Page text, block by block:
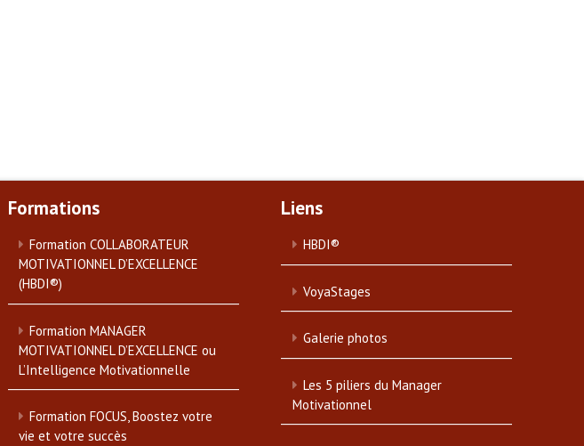
Formations
Formation COLLABORATEUR
MOTIVATIONNEL D’EXCELLENCE
(HBDI®)
Formation MANAGER
MOTIVATIONNEL D’EXCELLENCE ou
L’Intelligence Motivationnelle
Formation FOCUS, Boostez votre
vie et votre succès
Liens
HBDI®
VoyaStages
Galerie photos
Les 5 piliers du Manager
Motivationnel